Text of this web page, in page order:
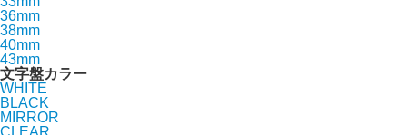
36mm
38mm
40mm
43mm
文字盤カラー
WHITE
BLACK
MIRROR